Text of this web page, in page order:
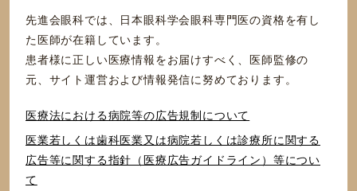
先進会眼科では、日本眼科学会眼科専門医の資格を有し
た医師が在籍しています。
患者様に正しい医療情報をお届けすべく、医師監修の
元、サイト運営および情報発信に努めております。
医療法における病院等の広告規制について
医業若しくは⻭科医業⼜は病院若しくは診療所に関する
広告等に関する指針（医療広告ガイドライン）等につい
て